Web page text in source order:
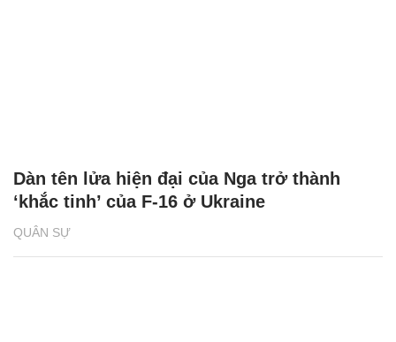
QUÂN SỰ
Dàn tên lửa hiện đại của Nga trở thành
‘khắc tinh’ của F-16 ở Ukraine